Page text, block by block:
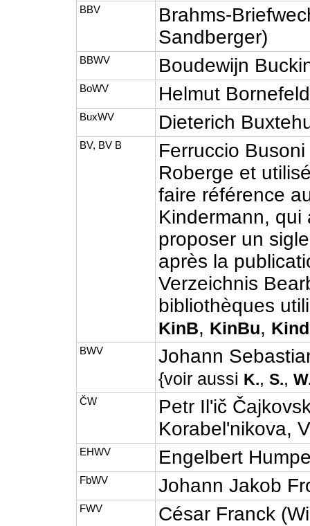
BBV
Brahms-
Sandberger)
BBWV Boudewijn
BoWV Helmut
BuxWV Dieterich
BV, BV B
Ferruccio
Roberge et
faire référence
Kindermann, qui
proposer un
après la
Verzeichnis
bibliothèques
KinB, KinBu,
BWV Johann
{voir aussi K.,S.,
ČW
Petr Il'ič
Korabel'nikova,
EHWV Engelbert
FbWV Johann Jakob
FWV César Franck